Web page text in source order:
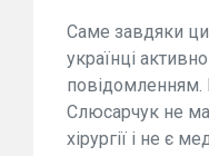
Саме завдяки
українці
Слюсарчук не
хірургії і не є